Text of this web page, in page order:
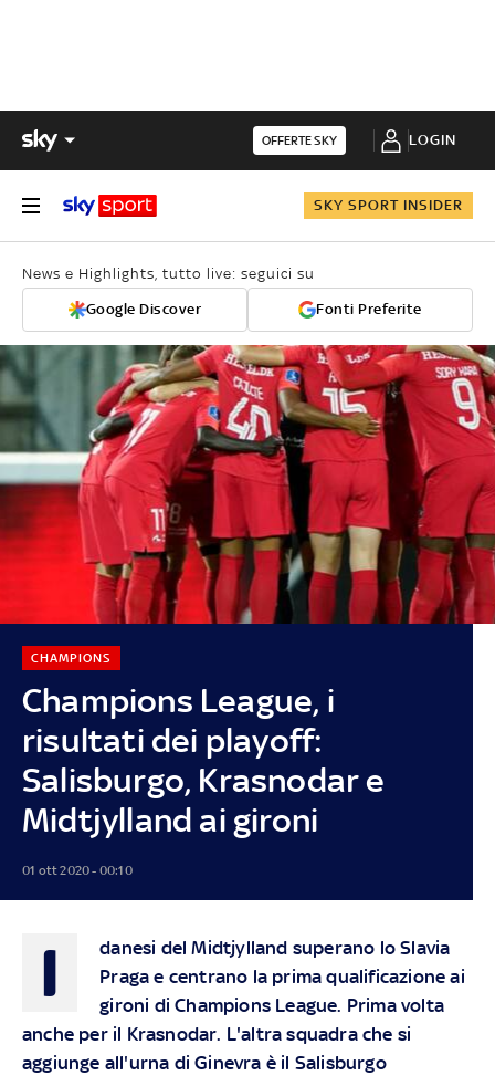
OFFERTE SKY LOGIN
SKY SPORT INSIDER
News e Highlights, tutto live: seguici su
Google Discover Fonti Preferite
Champions League, i
risultati dei playoff:
Salisburgo, Krasnodar e
Midtjylland ai gironi
CHAMPIONS
01 ott 2020 - 00:10
I
danesi del Midtjylland superano lo Slavia
Praga e centrano la prima qualificazione ai
gironi di Champions League. Prima volta
anche per il Krasnodar. L'altra squadra che si
aggiunge all'urna di Ginevra è il Salisburgo